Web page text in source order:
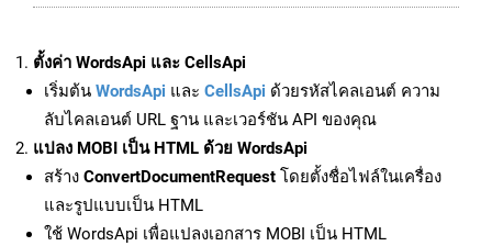
ตั้งค่า WordsApi และ CellsApi
เริ่มต้น WordsApi และ CellsApi ด้วยรหัสไคลเอนต์ ความ
ลับไคลเอนต์ URL ฐาน และเวอร์ชัน API ของคุณ
แปลง MOBI เป็น HTML ด้วย WordsApi
สร้าง ConvertDocumentRequest โดยตั้งชื่อไฟล์ในเครื่อง
และรูปแบบเป็น HTML
ใช้ WordsApi เพื่อแปลงเอกสาร MOBI เป็น HTML